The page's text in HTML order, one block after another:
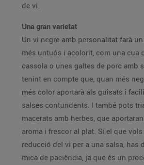
de vi.
Una gran varietat
Un vi negre amb personalitat farà
més untuós i acolorit, com una cua
cassola o unes galtes de porc amb
tenint en compte que, quan més
més color aportarà als guisats i
salses contundents. I també pots
macerats amb herbes, que
aroma i frescor al plat. Si el que
reducció del vi per a una salsa, has
mica de paciència, ja que és un